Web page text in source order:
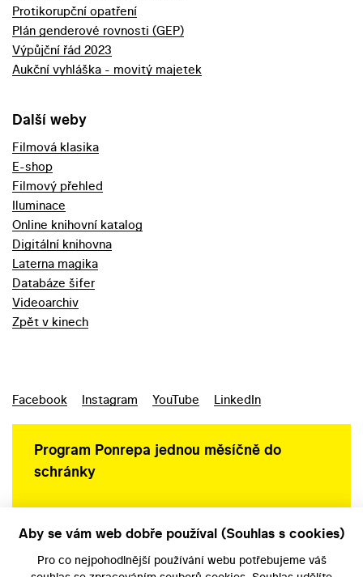
Protikorupční opatření
Plán genderové rovnosti (GEP)
Výpůjční řád 2023
Aukční vyhláška - movitý majetek
Další weby
Filmová klasika
E-shop
Filmový přehled
Iluminace
Online knihovní katalog
Digitální knihovna
Laterna magika
Databáze šifer
Videoarchiv
Zpět v kinech
Facebook Instagram YouTube LinkedIn
Program Ponrepa jednou měsíčně do
schránky
Aby se vám web dobře používal (Souhlas s cookies)
Pro co nejpohodlnější používání webu potřebujeme váš